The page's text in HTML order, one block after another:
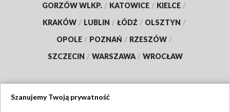
GORZÓW WLKP. / KATOWICE / KIELCE /
KRAKÓW / LUBLIN / ŁÓDŹ / OLSZTYN /
OPOLE / POZNAŃ / RZESZÓW /
SZCZECIN / WARSZAWA / WROCŁAW
Szanujemy Twoją prywatność